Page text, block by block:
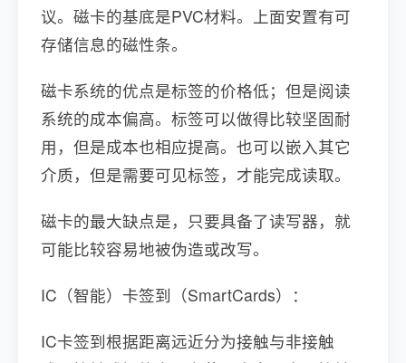
议。磁卡的基底是PVC材料。上面安置有可
存储信息的磁性条。
磁卡系统的优点是标签的价格低；但是阅读
系统的成本偏高。标签可以做得比较坚固耐
用，但是成本也相应提高。也可以嵌入其它
介质，但是需要可见标签，才能完成读取。
磁卡的最大缺点是，只要具备了读写器，就
可能比较容易地被伪造或改写。
IC（智能）卡签到（SmartCards）：
IC卡签到根据距离远近分为接触与非接触